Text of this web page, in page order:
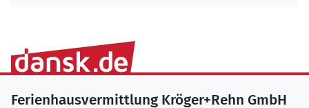
Ferienhausvermittlung Kröger+Rehn GmbH